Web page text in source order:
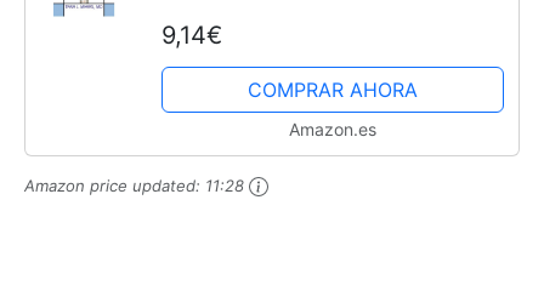
9,14€
COMPRAR AHORA
Amazon.es
Amazon price updated: 11:28